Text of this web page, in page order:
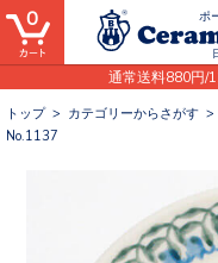
ポ
通常送料880円/
0
トップ> カテゴリーからさがす >
No.1137